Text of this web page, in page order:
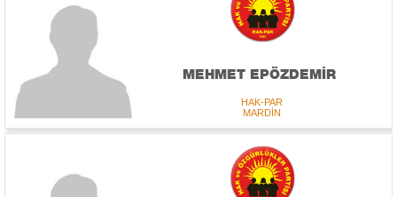
MEHMET EPÖZDEMİR
HAK-PAR
MARDİN